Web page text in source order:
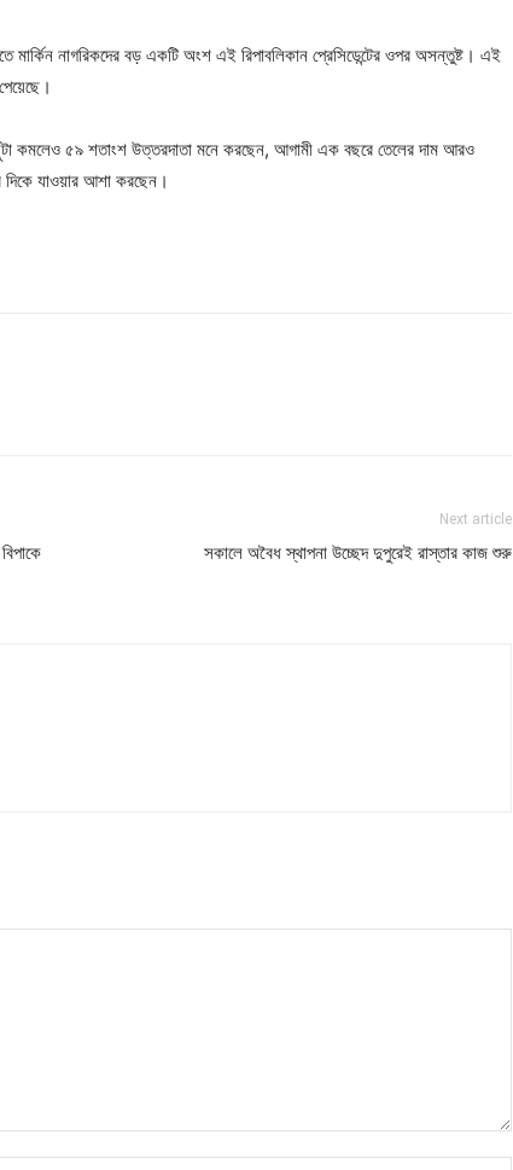
মার্কিন নাগরিকদের বড় একটি অংশ এই রিপাবলিকান প্রেসিডেন্টের ওপর অসন্তুষ্ট। এই
কমলেও ৫৯ শতাংশ উত্তরদাতা মনে করছেন, আগামী এক বছরে তেলের দাম আরও
দিকে যাওয়ার আশা করছেন।
Next article
সকালে অবৈধ স্থাপনা উচ্ছেদ দুপুরেই রাস্তার কাজ শুরু